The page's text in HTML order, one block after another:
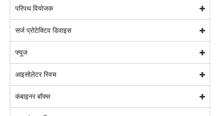
परिपथ वियोजक
सर्ज प्रोटेक्टिव डिवाइस
फ्यूज
आइसोलेटर स्विच
कंबाइनर बॉक्स